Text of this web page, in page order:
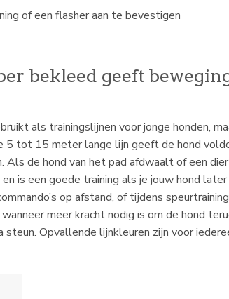
of een flasher aan te bevestigen
bekleed geeft
als trainingslijnen voor jonge honden,
5 tot 15 meter lange lijn geeft de hond
Als de hond van het pad afdwaalt of een
is een goede training als je jouw hond
op afstand, of tijdens
meer kracht nodig is om de hond
Opvallende lijnkleuren zijn voor